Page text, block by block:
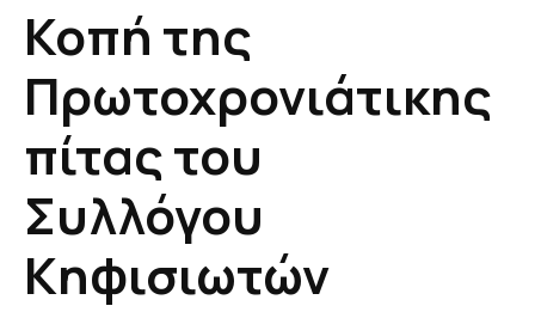
Κοπή της
Πρωτοχρονιάτικης
πίτας του
Συλλόγου
Κηφισιωτών